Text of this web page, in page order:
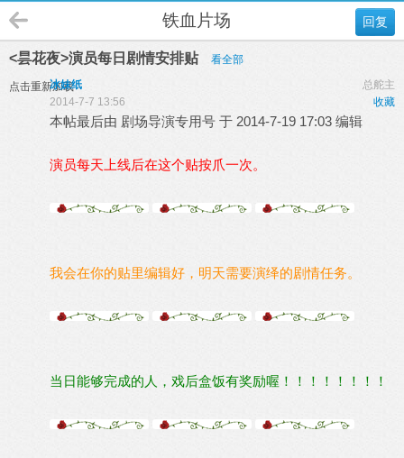
回复
铁血片场
<昙花夜>演员每日剧情安排贴 看全部
点击重新加载 总舵主
冰妹纸
收藏
2014-7-7 13:56
本帖最后由 剧场导演专用号 于 2014-7-19 17:03 编辑
演员每天上线后在这个贴按爪一次。
我会在你的贴里编辑好，明天需要演绎的剧情任务。
当日能够完成的人，戏后盒饭有奖励喔！！！！！！！！